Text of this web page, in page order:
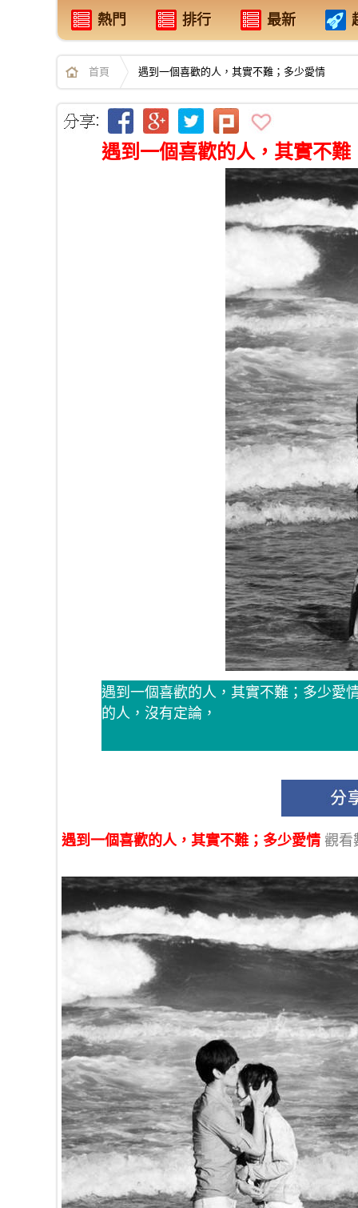
熱門 排行 最新
首頁 遇到一個喜歡的人，其實不難；多少愛情
遇到一個喜歡的人，其實不難
遇到一個喜歡的人，其實不難；多少愛
的人，沒有定論，
遇到一個喜歡的人，其實不難；多少愛情 觀看